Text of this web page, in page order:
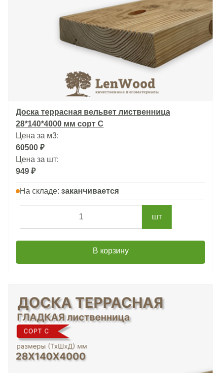
Доска террасная вельвет лиственница
28*140*4000 мм сорт С
Цена за м3:
60500 ₽
Цена за шт:
949 ₽
На складе: заканчивается
шт
В корзину